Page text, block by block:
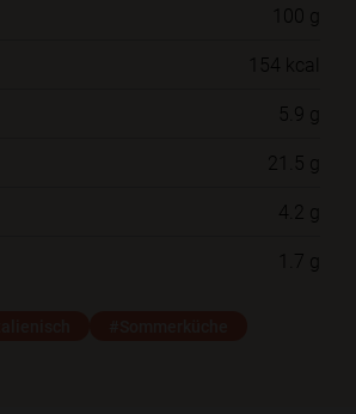
100 g
154 kcal
5.9 g
21.5 g
4.2 g
1.7 g